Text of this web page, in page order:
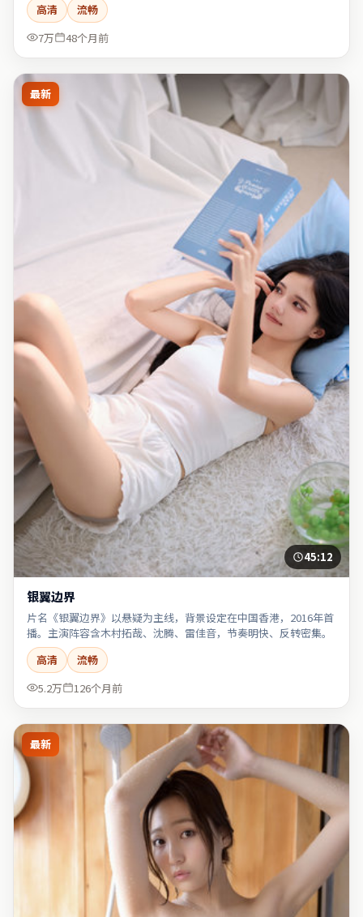
高清
流畅
7万
48个月前
最新
45:12
银翼边界
片名《银翼边界》以悬疑为主线，背景设定在中国香港，2016年首
播。主演阵容含木村拓哉、沈腾、雷佳音，节奏明快、反转密集。
高清
流畅
5.2万
126个月前
最新